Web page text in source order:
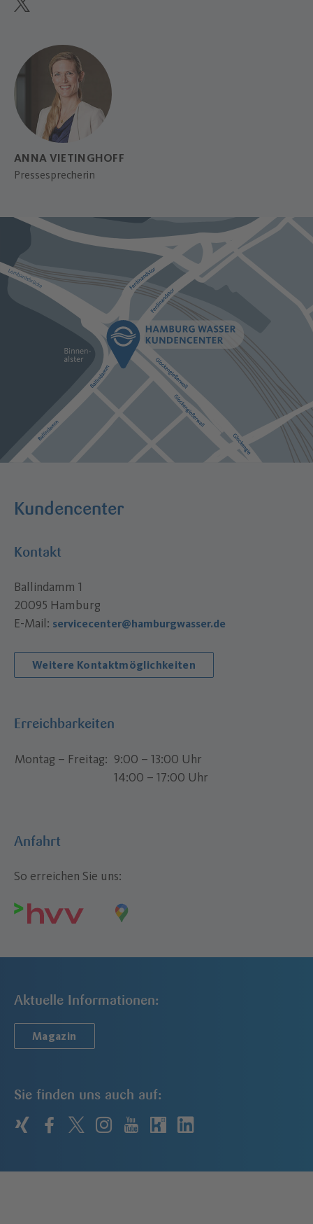
twitter
ANNA VIETINGHOFF
Pressesprecherin
Kundencenter
Kontakt
Ballindamm 1
20095 Hamburg
E-Mail: servicecenter@hamburgwasser.de
Weitere Kontaktmöglichkeiten
Erreichbarkeiten
Montag – Freitag
9:00 – 13:00 Uhr
14:00 – 17:00 Uhr
Anfahrt
So erreichen Sie uns:
Aktuelle Informationen:
Magazin
Sie finden uns auch auf:
xingfacebook
twitter
instagram
youtube
kununulinkedin